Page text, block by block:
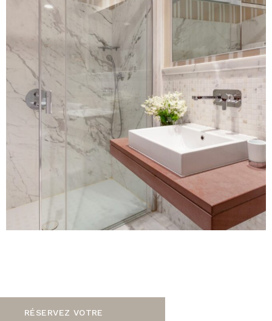
RÉSERVEZ VOTRE